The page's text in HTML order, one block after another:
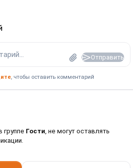
Отправить
, чтобы оставить комментарий
группе Гости , не могут оставлять